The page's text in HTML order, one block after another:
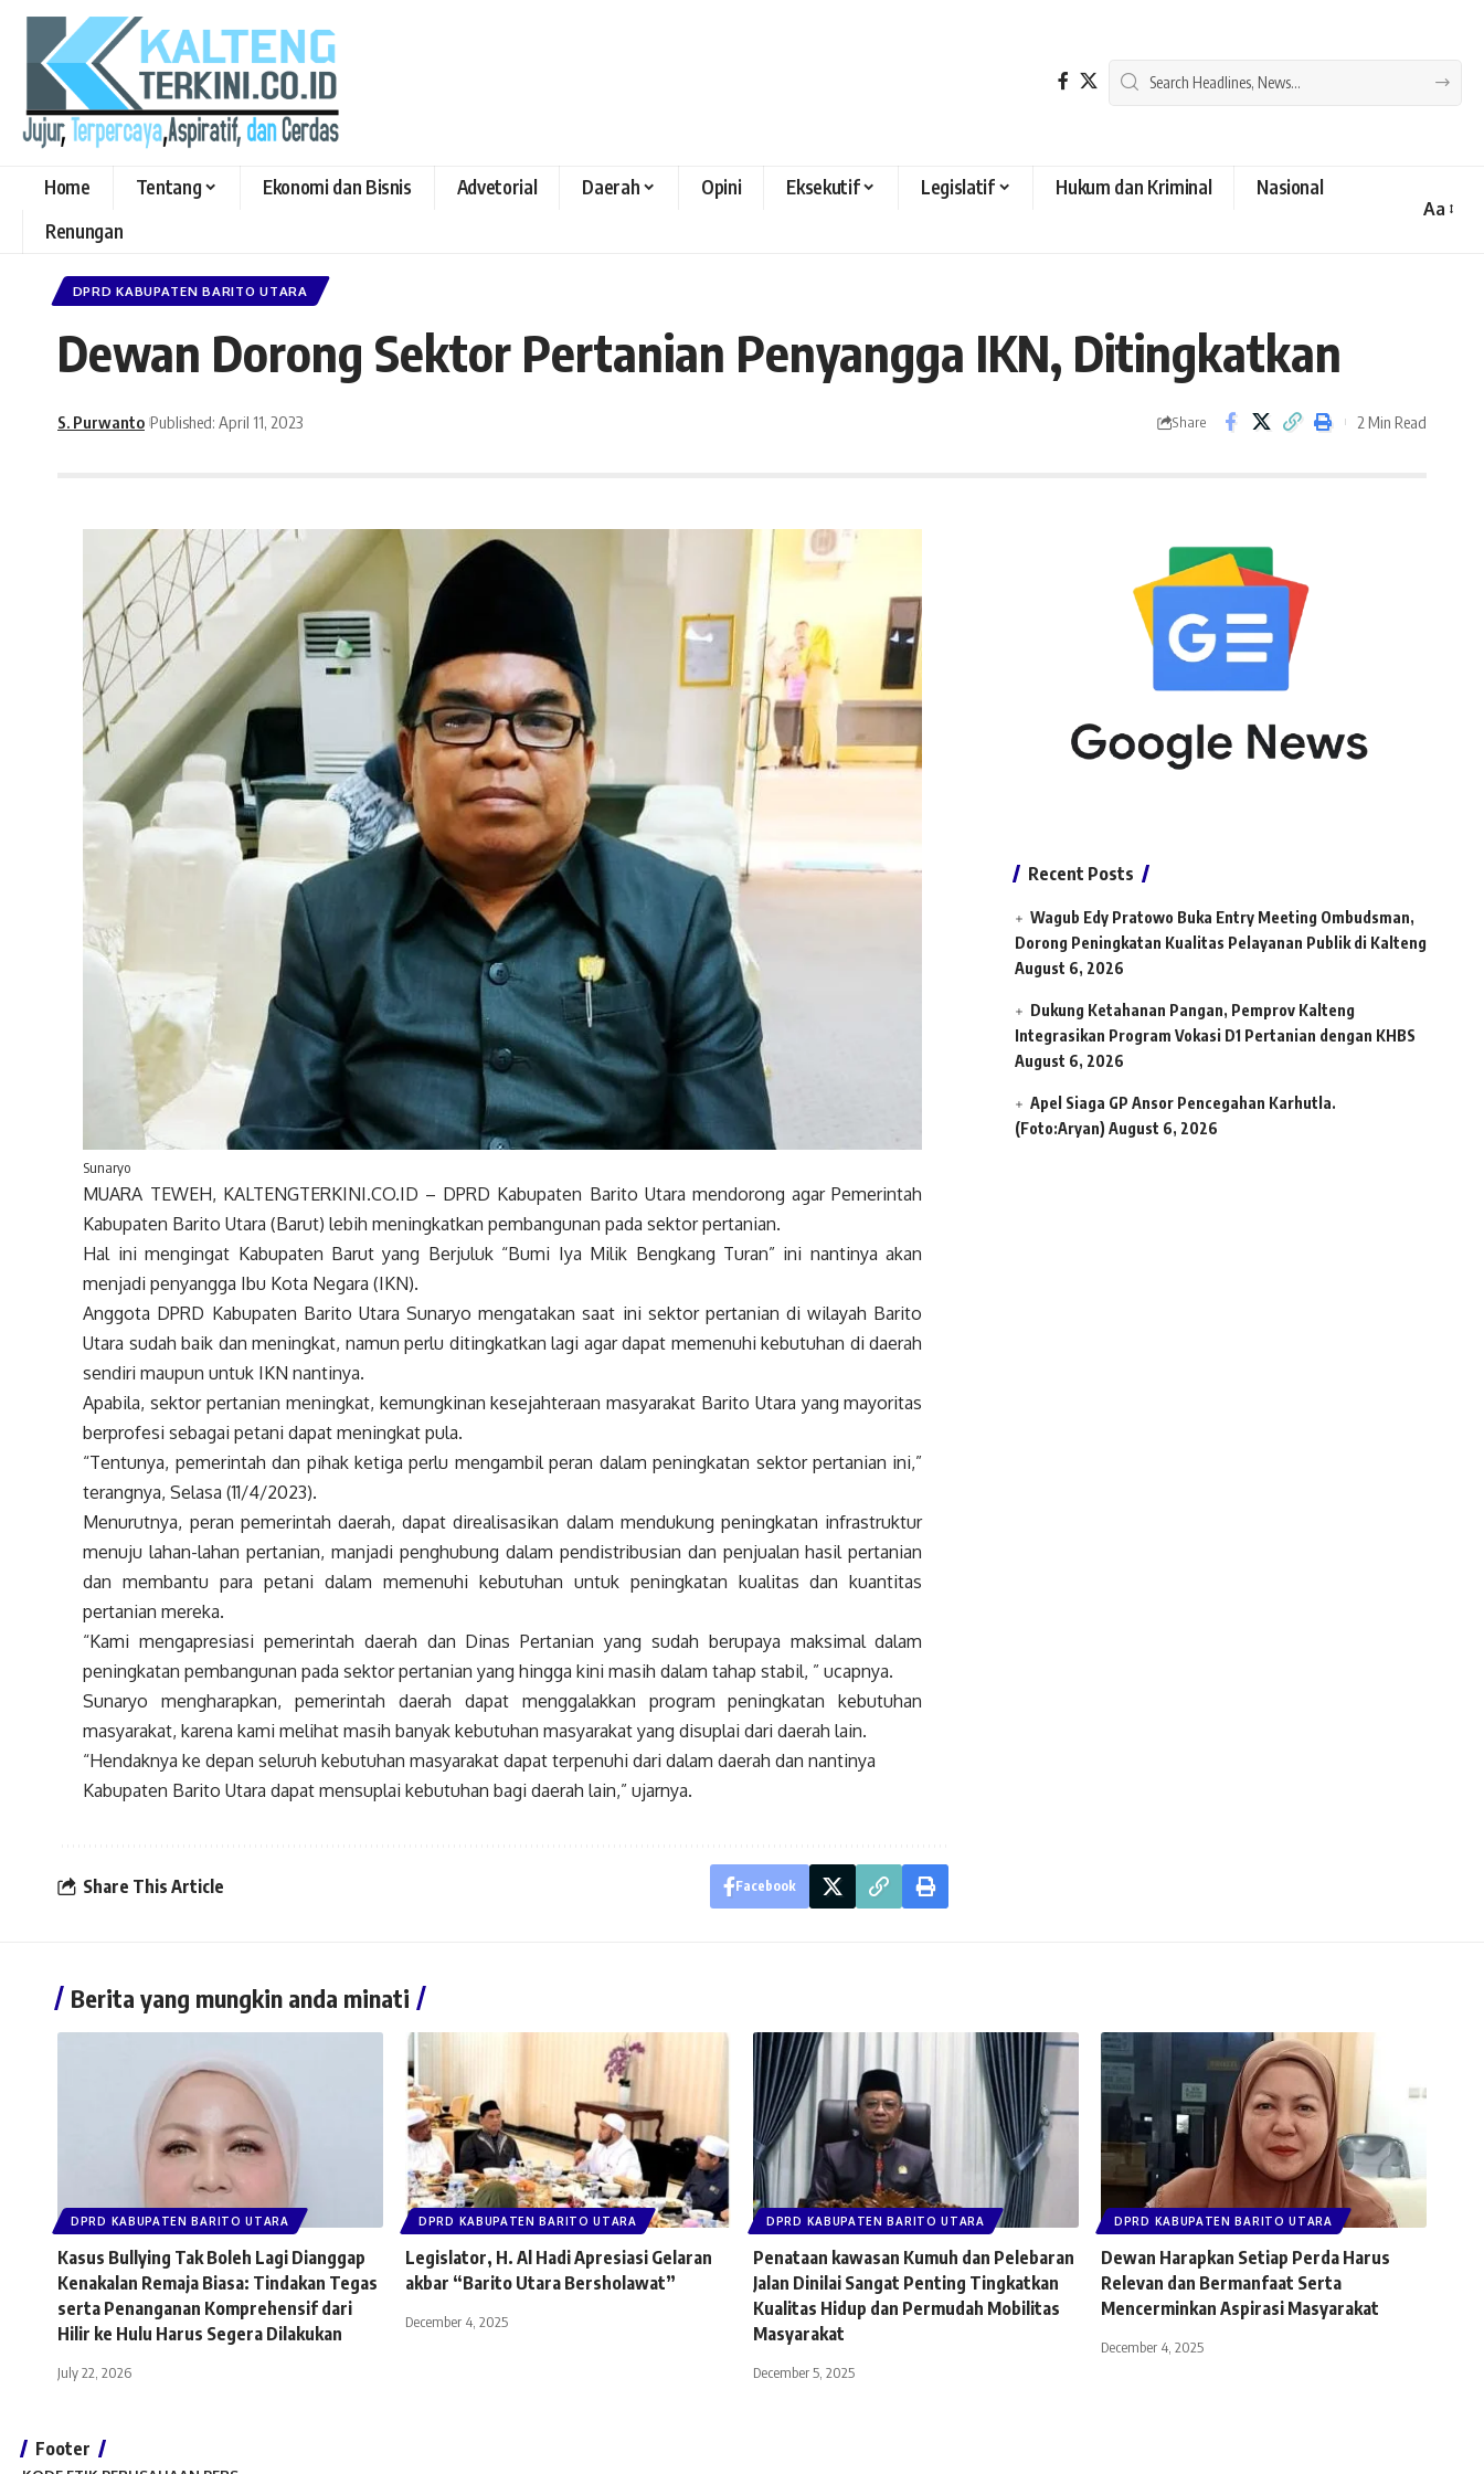
Home Tentang Ekonomi dan Bisnis Advetorial Daerah Opini Eksekutif Legislatif Hukum dan Kriminal
Nasional
Renungan
Font
Aa
DPRD KABUPATEN BARITO UTARA
Dewan Dorong Sektor Pertanian Penyangga IKN, Ditingkatkan
S. Purwanto Published: April 11, 2023 Share 2 Min Read
Sunaryo
MUARA TEWEH, KALTENGTERKINI.CO.ID – DPRD Kabupaten Barito Utara mendorong agar Pemerintah
Kabupaten Barito Utara (Barut) lebih meningkatkan pembangunan pada sektor pertanian.
Hal ini mengingat Kabupaten Barut yang Berjuluk “Bumi Iya Milik Bengkang Turan” ini nantinya akan
menjadi penyangga Ibu Kota Negara (IKN).
Anggota DPRD Kabupaten Barito Utara Sunaryo mengatakan saat ini sektor pertanian di wilayah Barito
Utara sudah baik dan meningkat, namun perlu ditingkatkan lagi agar dapat memenuhi kebutuhan di daerah
sendiri maupun untuk IKN nantinya.
Apabila, sektor pertanian meningkat, kemungkinan kesejahteraan masyarakat Barito Utara yang mayoritas
berprofesi sebagai petani dapat meningkat pula.
“Tentunya, pemerintah dan pihak ketiga perlu mengambil peran dalam peningkatan sektor pertanian ini,”
terangnya, Selasa (11/4/2023).
Menurutnya, peran pemerintah daerah, dapat direalisasikan dalam mendukung peningkatan infrastruktur
menuju lahan-lahan pertanian, manjadi penghubung dalam pendistribusian dan penjualan hasil pertanian
dan membantu para petani dalam memenuhi kebutuhan untuk peningkatan kualitas dan kuantitas
pertanian mereka.
“Kami mengapresiasi pemerintah daerah dan Dinas Pertanian yang sudah berupaya maksimal dalam
peningkatan pembangunan pada sektor pertanian yang hingga kini masih dalam tahap stabil, ” ucapnya.
Sunaryo mengharapkan, pemerintah daerah dapat menggalakkan program peningkatan kebutuhan
masyarakat, karena kami melihat masih banyak kebutuhan masyarakat yang disuplai dari daerah lain.
“Hendaknya ke depan seluruh kebutuhan masyarakat dapat terpenuhi dari dalam daerah dan nantinya
Kabupaten Barito Utara dapat mensuplai kebutuhan bagi daerah lain,” ujarnya.
Share This Article Facebook
Recent Posts
Wagub Edy Pratowo Buka Entry Meeting Ombudsman,
Dorong Peningkatan Kualitas Pelayanan Publik di Kalteng
August 6, 2026
Dukung Ketahanan Pangan, Pemprov Kalteng
Integrasikan Program Vokasi D1 Pertanian dengan KHBS
August 6, 2026
Apel Siaga GP Ansor Pencegahan Karhutla.
(Foto:Aryan) August 6, 2026
Berita yang mungkin anda minati
DPRD KABUPATEN BARITO UTARA
Kasus Bullying Tak Boleh Lagi Dianggap
Kenakalan Remaja Biasa: Tindakan Tegas
serta Penanganan Komprehensif dari
Hilir ke Hulu Harus Segera Dilakukan
July 22, 2026
DPRD KABUPATEN BARITO UTARA
Legislator, H. Al Hadi Apresiasi Gelaran
akbar “Barito Utara Bersholawat”
December 4, 2025
DPRD KABUPATEN BARITO UTARA
Penataan kawasan Kumuh dan Pelebaran
Jalan Dinilai Sangat Penting Tingkatkan
Kualitas Hidup dan Permudah Mobilitas
Masyarakat
December 5, 2025
DPRD KABUPATEN BARITO UTARA
Dewan Harapkan Setiap Perda Harus
Relevan dan Bermanfaat Serta
Mencerminkan Aspirasi Masyarakat
December 4, 2025
Footer